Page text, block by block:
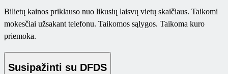
Bilietų kainos priklauso nuo likusių laisvų vietų skaičiaus. Taikomi
mokesčiai užsakant telefonu. Taikomos sąlygos. Taikoma kuro
priemoka.
Susipažinti su DFDS